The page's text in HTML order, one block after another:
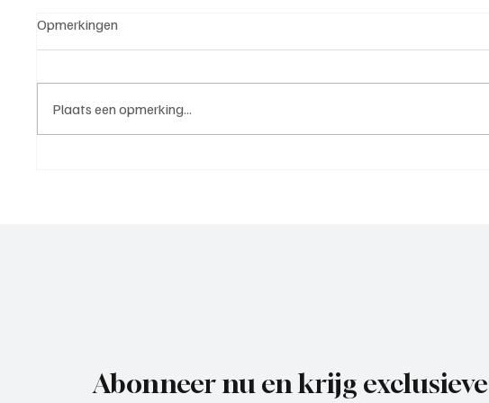
Opmerkingen
Plaats een opmerking...
Abonneer nu en krijg exclusieve